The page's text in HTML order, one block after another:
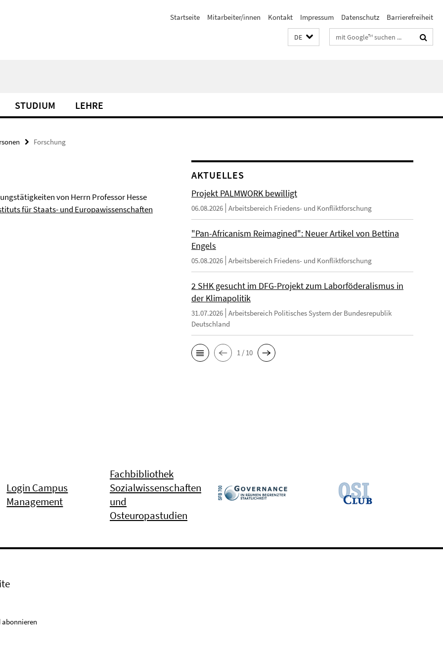
Startseite Mitarbeiter/innen Kontakt Impressum Datenschutz Barrierefreiheit
DE Suchbegriffe
STUDIUM LEHRE
Forschung
von Herrn Professor Hesse
für Staats- und Europawissenschaften
AKTUELLES
Projekt PALMWORK bewilligt
06.08.2026 Arbeitsbereich Friedens- und Konfliktforschung
"Pan-Africanism Reimagined": Neuer Artikel von Bettina
Engels
05.08.2026 Arbeitsbereich Friedens- und Konfliktforschung
2 SHK gesucht im DFG-Projekt zum Laborföderalismus in
der Klimapolitik
31.07.2026 Arbeitsbereich Politisches System der Bundesrepublik
Deutschland
1 / 10
Login Campus
Management
Fachbibliothek
Sozialwissenschaften
und
Osteuropastudien
abonnieren